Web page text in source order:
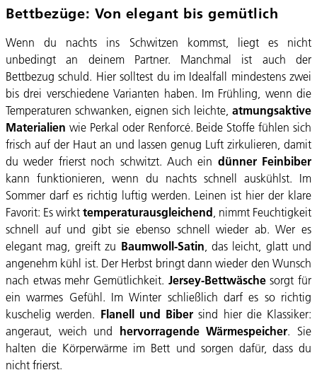
Bettbezüge: Von elegant bis gemütlich
Wenn du nachts ins Schwitzen kommst, liegt es nicht
unbedingt an deinem Partner. Manchmal ist auch der
Bettbezug schuld. Hier solltest du im Idealfall mindestens zwei
bis drei verschiedene Varianten haben. Im Frühling, wenn die
Temperaturen schwanken, eignen sich leichte, atmungsaktive
Materialien wie Perkal oder Renforcé. Beide Stoffe fühlen sich
frisch auf der Haut an und lassen genug Luft zirkulieren, damit
du weder frierst noch schwitzt. Auch ein dünner Feinbiber
kann funktionieren, wenn du nachts schnell auskühlst. Im
Sommer darf es richtig luftig werden. Leinen ist hier der klare
Favorit: Es wirkttemperaturausgleichend , nimmt Feuchtigkeit
schnell auf und gibt sie ebenso schnell wieder ab. Wer es
elegant mag, greift zu Baumwoll-Satin , das leicht, glatt und
angenehm kühl ist. Der Herbst bringt dann wieder den Wunsch
nach etwas mehr Gemütlichkeit. Jersey-Bettwäschesorgt für
ein warmes Gefühl. Im Winter schließlich darf es so richtig
kuschelig werden. Flanell und Biber sind hier die Klassiker:
angeraut, weich und hervorragende Wärmespeicher. Sie
halten die Körperwärme im Bett und sorgen dafür, dass du
nicht frierst.